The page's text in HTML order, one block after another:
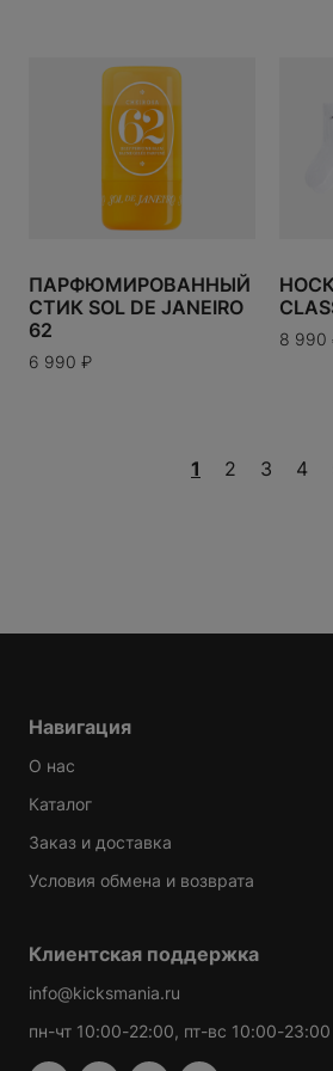
ПАРФЮМИРОВАННЫЙ
СТИК SOL DE JANEIRO
62
6 990 ₽
8 990
1 2 3 4
Навигация
О нас
Каталог
Заказ и доставка
Условия обмена и возврата
Клиентская поддержка
info@kicksmania.ru
пн-чт 10:00-22:00, пт-вс 10:00-23:00